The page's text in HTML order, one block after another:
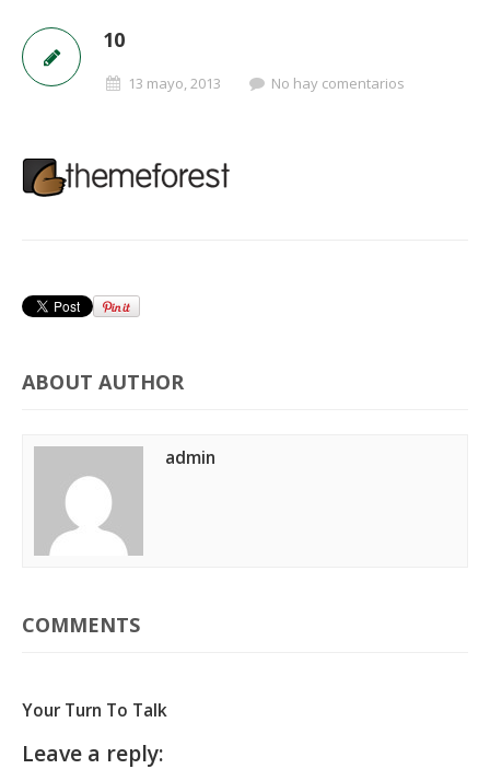
10
13 mayo, 2013 No hay comentarios
ABOUT AUTHOR
admin
COMMENTS
Your Turn To Talk
Leave a reply: